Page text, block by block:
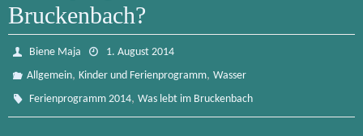
Bruckenbach?
Biene Maja
1. August 2014
Allgemein,Kinder und Ferienprogramm,Wasser
Ferienprogramm 2014,Was lebt im Bruckenbach